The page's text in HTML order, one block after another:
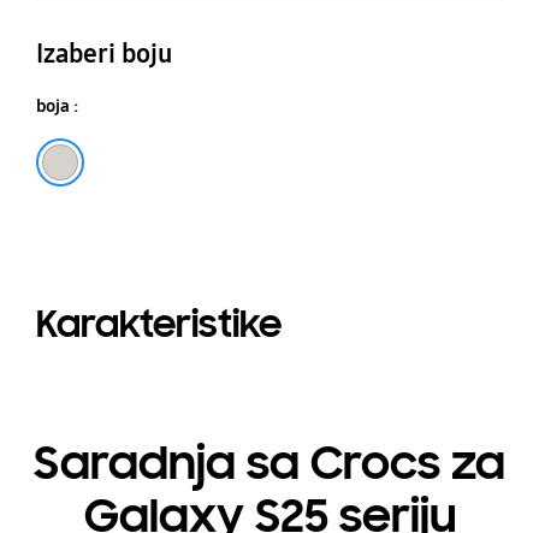
Izaberi boju
boja :
Karakteristike
Saradnja sa Crocs za
Galaxy S25 seriju